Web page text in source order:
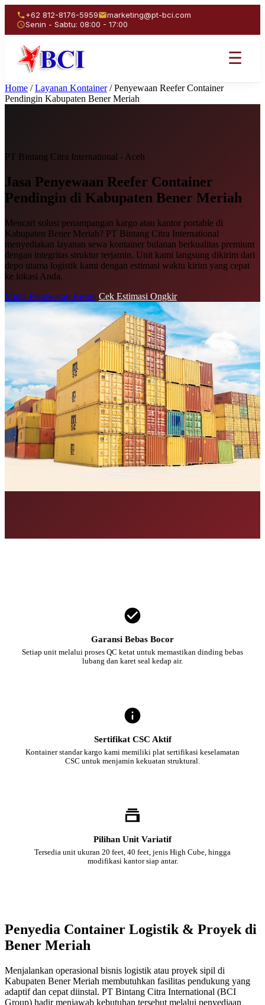
+62 812-8176-5959
marketing@pt-bci.com
Senin - Sabtu: 08:00 - 17:00
☰
Home / Layanan Kontainer / Penyewaan Reefer Container
Pendingin Kabupaten Bener Meriah
PT Bintang Citra International - Aceh
Jasa Penyewaan Reefer Container
Pendingin di Kabupaten Bener Meriah
Mencari solusi penampangan kargo atau kantor portable di
Kabupaten Bener Meriah? PT Bintang Citra International
menyediakan layanan sewa kontainer bulanan berkualitas premium
dengan integritas struktur terjamin. Unit kami langsung dikirim dari
depo utama logistik kami dengan estimasi waktu kirim yang cepat
ke lokasi Anda.
Minta Penawaran Resmi Cek Estimasi Ongkir
Garansi Bebas Bocor
Setiap unit melalui proses QC ketat untuk memastikan dinding bebas
lubang dan karet seal kedap air.
Sertifikat CSC Aktif
Kontainer standar kargo kami memiliki plat sertifikasi keselamatan
CSC untuk menjamin kekuatan struktural.
Pilihan Unit Variatif
Tersedia unit ukuran 20 feet, 40 feet, jenis High Cube, hingga
modifikasi kantor siap antar.
Penyedia Container Logistik & Proyek di
Bener Meriah
Menjalankan operasional bisnis logistik atau proyek sipil di
Kabupaten Bener Meriah membutuhkan fasilitas pendukung yang
adaptif dan cepat diinstal. PT Bintang Citra International (BCI
Group) hadir menjawab kebutuhan tersebut melalui penyediaan